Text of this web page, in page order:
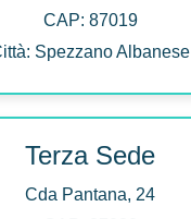
CAP: 87019
Spezzano Albanese
Terza Sede
Cda Pantana, 24